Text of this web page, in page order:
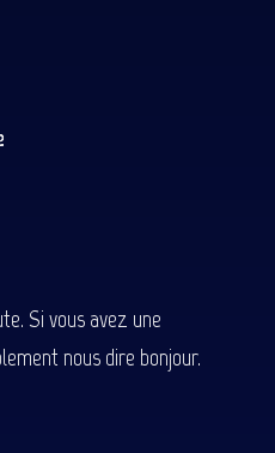
Si vous avez une
nous dire bonjour.